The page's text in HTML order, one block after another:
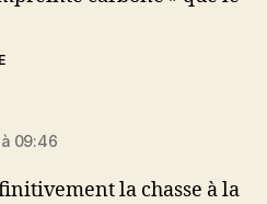
09:46
la chasse à la